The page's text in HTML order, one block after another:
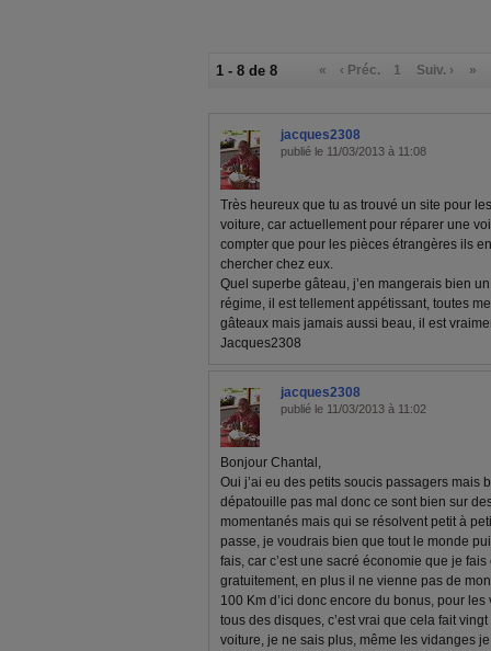
1 - 8 de 8 « ‹ Préc. 1 Suiv. › »
jacques2308
publié le 11/03/2013 à 11:08
Très heureux que tu as trouvé un site pour
voiture, car actuellement pour réparer une
compter que pour les pièces étrangères ils
chercher chez eux.
Quel superbe gâteau, j’en mangerais bien
régime, il est tellement appétissant, toutes
gâteaux mais jamais aussi beau, il est
Jacques2308
jacques2308
publié le 11/03/2013 à 11:02
Bonjour Chantal,
Oui j’ai eu des petits soucis passagers mais
dépatouille pas mal donc ce sont bien sur
momentanés mais qui se résolvent petit à
passe, je voudrais bien que tout le monde
fais, car c’est une sacré économie que je
gratuitement, en plus il ne vienne pas de
100 Km d’ici donc encore du bonus, pour
tous des disques, c’est vrai que cela fait
voiture, je ne sais plus, même les vidanges